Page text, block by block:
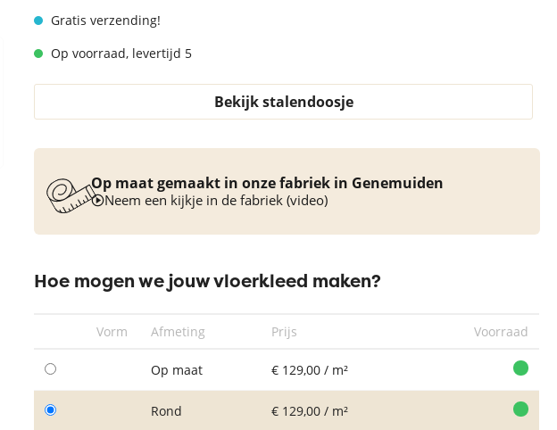
Vloerkleed turquoise
Gratis verzending!
Op voorraad, levertijd 5
Bekijk stalendoosje
Op maat gemaakt in onze fabriek in Genemuiden
Neem een kijkje in de fabriek (video)
Hoe mogen we jouw vloerkleed maken?
Vorm Afmeting Prijs Voorraad
Op maat € 129,00 / m²
Rond € 129,00 / m²
378 Blauw Grijs
Rond Vloerkleed
312 Terra